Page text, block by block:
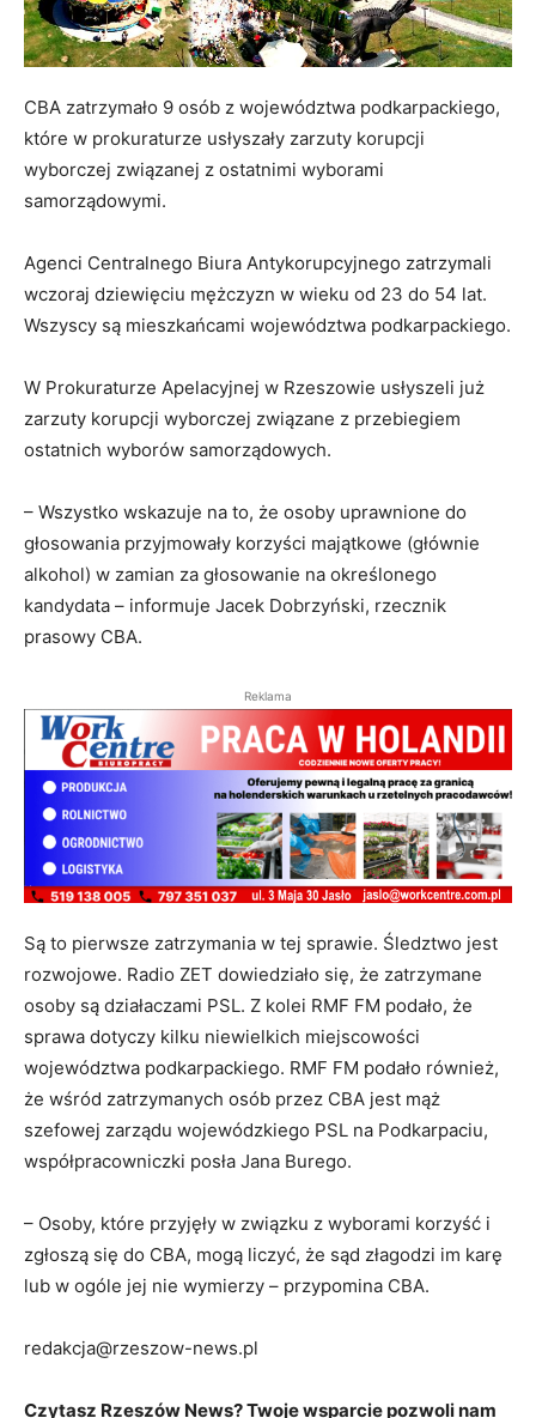
CBA zatrzymało 9 osób z województwa podkarpackiego,
które w prokuraturze usłyszały zarzuty korupcji
wyborczej związanej z ostatnimi wyborami
samorządowymi.
Agenci Centralnego Biura Antykorupcyjnego zatrzymali
wczoraj dziewięciu mężczyzn w wieku od 23 do 54 lat.
Wszyscy są mieszkańcami województwa podkarpackiego.
W Prokuraturze Apelacyjnej w Rzeszowie usłyszeli już
zarzuty korupcji wyborczej związane z przebiegiem
ostatnich wyborów samorządowych.
– Wszystko wskazuje na to, że osoby uprawnione do
głosowania przyjmowały korzyści majątkowe (głównie
alkohol) w zamian za głosowanie na określonego
kandydata – informuje Jacek Dobrzyński, rzecznik
prasowy CBA.
Reklama
Są to pierwsze zatrzymania w tej sprawie. Śledztwo jest
rozwojowe. Radio ZET dowiedziało się, że zatrzymane
osoby są działaczami PSL. Z kolei RMF FM podało, że
sprawa dotyczy kilku niewielkich miejscowości
województwa podkarpackiego. RMF FM podało również,
że wśród zatrzymanych osób przez CBA jest mąż
szefowej zarządu wojewódzkiego PSL na Podkarpaciu,
współpracowniczki posła Jana Burego.
– Osoby, które przyjęły w związku z wyborami korzyść i
zgłoszą się do CBA, mogą liczyć, że sąd złagodzi im karę
lub w ogóle jej nie wymierzy – przypomina CBA.
redakcja@rzeszow-news.pl
Czytasz Rzeszów News? Twoje wsparcie pozwoli nam